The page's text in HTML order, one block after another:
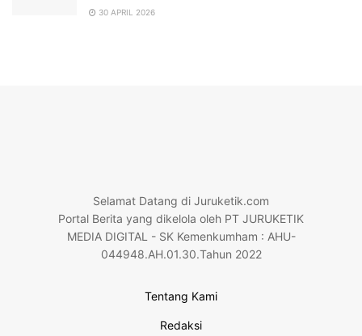
30 APRIL 2026
Selamat Datang di Juruketik.com
Portal Berita yang dikelola oleh PT JURUKETIK
MEDIA DIGITAL - SK Kemenkumham : AHU-
044948.AH.01.30.Tahun 2022
Tentang Kami
Redaksi